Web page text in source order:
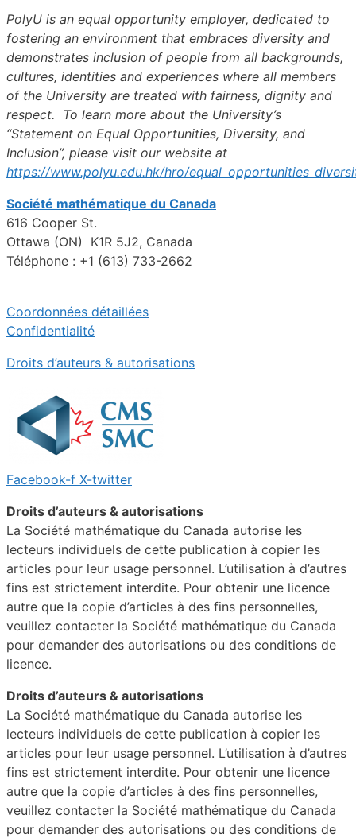
PolyU is an equal opportunity employer, dedicated to
fostering an environment that embraces diversity and
demonstrates inclusion of people from all backgrounds,
cultures, identities and experiences where all members
of the University are treated with fairness, dignity and
respect. To learn more about the University’s
“Statement on Equal Opportunities, Diversity, and
Inclusion”, please visit our website at
https://www.polyu.edu.hk/hro/
Société mathématique du Canada
616 Cooper St.
Ottawa (ON) K1R 5J2, Canada
Téléphone : +1 (613) 733-2662
Coordonnées détaillées
Confidentialité
Droits d’auteurs & autorisations
Facebook-f X-twitter
Droits d’auteurs & autorisations
La Société mathématique du Canada autorise les
lecteurs individuels de cette publication à copier les
articles pour leur usage personnel. L’utilisation à d’autres
fins est strictement interdite. Pour obtenir une licence
autre que la copie d’articles à des fins personnelles,
veuillez contacter la Société mathématique du Canada
pour demander des autorisations ou des conditions de
licence.
Droits d’auteurs & autorisations
La Société mathématique du Canada autorise les
lecteurs individuels de cette publication à copier les
articles pour leur usage personnel. L’utilisation à d’autres
fins est strictement interdite. Pour obtenir une licence
autre que la copie d’articles à des fins personnelles,
veuillez contacter la Société mathématique du Canada
pour demander des autorisations ou des conditions de